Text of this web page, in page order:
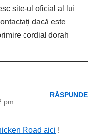
site-ul oficial al lui
dacă este
cordial dorah
pm
RĂSPUNDE
Road aici !